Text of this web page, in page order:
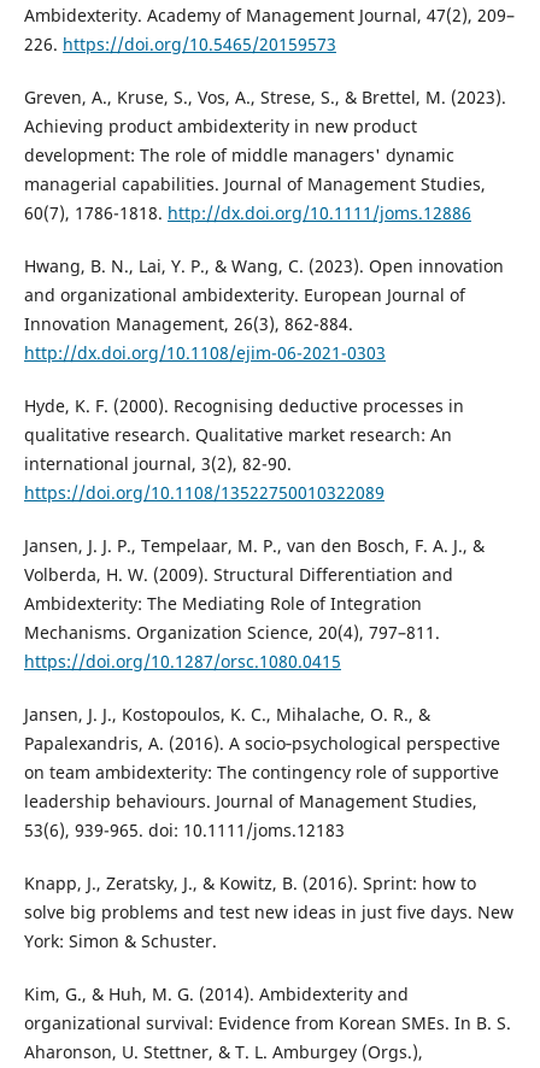
Ambidexterity. Academy of Management Journal, 47(2), 209–
226. https://doi.org/10.5465/20159573
Greven, A., Kruse, S., Vos, A., Strese, S., & Brettel, M. (2023).
Achieving product ambidexterity in new product
development: The role of middle managers' dynamic
managerial capabilities. Journal of Management Studies,
60(7), 1786-1818. http://dx.doi.org/10.1111/joms.12886
Hwang, B. N., Lai, Y. P., & Wang, C. (2023). Open innovation
and organizational ambidexterity. European Journal of
Innovation Management, 26(3), 862-884.
http://dx.doi.org/10.1108/ejim-06-2021-0303
Hyde, K. F. (2000). Recognising deductive processes in
qualitative research. Qualitative market research: An
international journal, 3(2), 82-90.
https://doi.org/10.1108/13522750010322089
Jansen, J. J. P., Tempelaar, M. P., van den Bosch, F. A. J., &
Volberda, H. W. (2009). Structural Differentiation and
Ambidexterity: The Mediating Role of Integration
Mechanisms. Organization Science, 20(4), 797–811.
https://doi.org/10.1287/orsc.1080.0415
Jansen, J. J., Kostopoulos, K. C., Mihalache, O. R., &
Papalexandris, A. (2016). A socio‐psychological perspective
on team ambidexterity: The contingency role of supportive
leadership behaviours. Journal of Management Studies,
53(6), 939-965. doi: 10.1111/joms.12183
Knapp, J., Zeratsky, J., & Kowitz, B. (2016). Sprint: how to
solve big problems and test new ideas in just five days. New
York: Simon & Schuster.
Kim, G., & Huh, M. G. (2014). Ambidexterity and
organizational survival: Evidence from Korean SMEs. In B. S.
Aharonson, U. Stettner, & T. L. Amburgey (Orgs.),